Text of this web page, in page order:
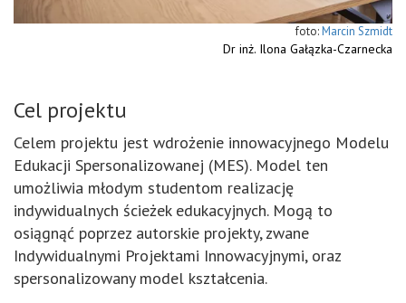
Marcin Szmidt
Dr inż. Ilona Gałązka-Czarnecka
Cel projektu
Celem projektu jest wdrożenie innowacyjnego Modelu
Edukacji Spersonalizowanej (MES). Model ten
umożliwia młodym studentom realizację
indywidualnych ścieżek edukacyjnych. Mogą to
osiągnąć poprzez autorskie projekty, zwane
Indywidualnymi Projektami Innowacyjnymi, oraz
spersonalizowany model kształcenia.